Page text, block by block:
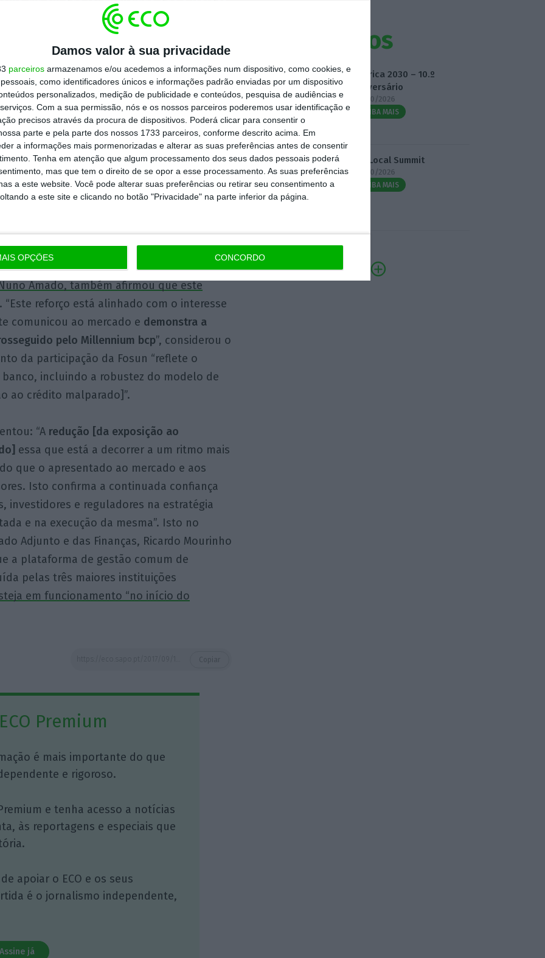
Damos valor à sua privacidade
parceiros armazenamos e/ou acedemos a informações num dispositivo, como cookies, e
como identificadores únicos e informações padrão enviadas por um dispositivo
personalizados, medição de publicidade e conteúdos, pesquisa de audiências e
Com a sua permissão, nós e os nossos parceiros poderemos usar identificação e
precisos através da procura de dispositivos. Poderá clicar para consentir o
parte e pela parte dos nossos 1733 parceiros, conforme descrito acima. Em
a informações mais pormenorizadas e alterar as suas preferências antes de consentir
Tenha em atenção que algum processamento dos seus dados pessoais poderá
mas que tem o direito de se opor a esse processamento. As suas preferências
a este website. Você pode alterar suas preferências ou retirar seu consentimento a
a este site e clicando no botão "Privacidade" na parte inferior da página.
OPÇÕES CONCORDO
passando a deter 2,544% do capital
na medida em que traduz o
BCP”.
diversos
(pois cria
de curtíssimo
vez exacerbam a
dos títulos.
Amado, também afirmou que este
. “Este reforço está alinhado com o interesse
comunicou ao mercado e demonstra a
pelo Millennium bcp”, considerou o
da participação da Fosun “reflete o
incluindo a robustez do modelo de
ao crédito malparado]”.
“A redução [da exposição ao
essa que está a decorrer a um ritmo mais
que o apresentado ao mercado e aos
Isto confirma a continuada confiança
investidores e reguladores na estratégia
e na execução da mesma”. Isto no
Adjunto e das Finanças, Ricardo Mourinho
a plataforma de gestão comum de
pelas três maiores instituições
em funcionamento “no início do
Premium
é mais importante do que
e rigoroso.
e tenha acesso a notícias
às reportagens e especiais que
apoiar o ECO e os seus
é o jornalismo independente,
Assine já
Eventos
Fábrica 2030 – 10.º
Aniversário
14/10/2026
SAIBA MAIS
3.º Local Summit
07/10/2026
SAIBA MAIS